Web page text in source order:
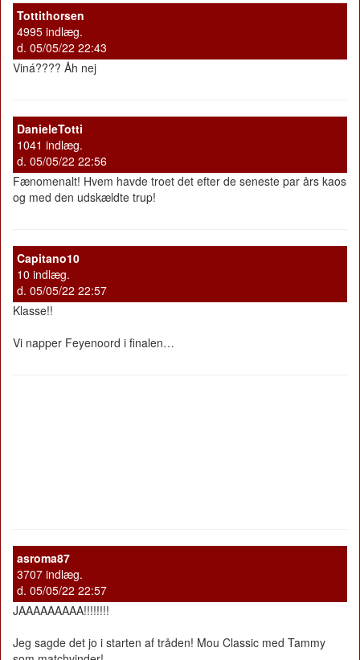
Tottithorsen
4995 indlæg.
d. 05/05/22 22:43
Viná???? Åh nej
DanieleTotti
1041 indlæg.
d. 05/05/22 22:56
Fænomenalt! Hvem havde troet det efter de seneste par års kaos
og med den udskældte trup!
Capitano10
10 indlæg.
d. 05/05/22 22:57
Klasse!!
Vi napper Feyenoord i finalen…
asroma87
3707 indlæg.
d. 05/05/22 22:57
JAAAAAAAAA!!!!!!!!
Jeg sagde det jo i starten af tråden! Mou Classic med Tammy